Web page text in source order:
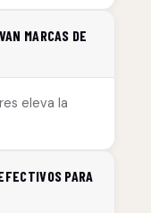
MARCAS DE
eleva la
PARA